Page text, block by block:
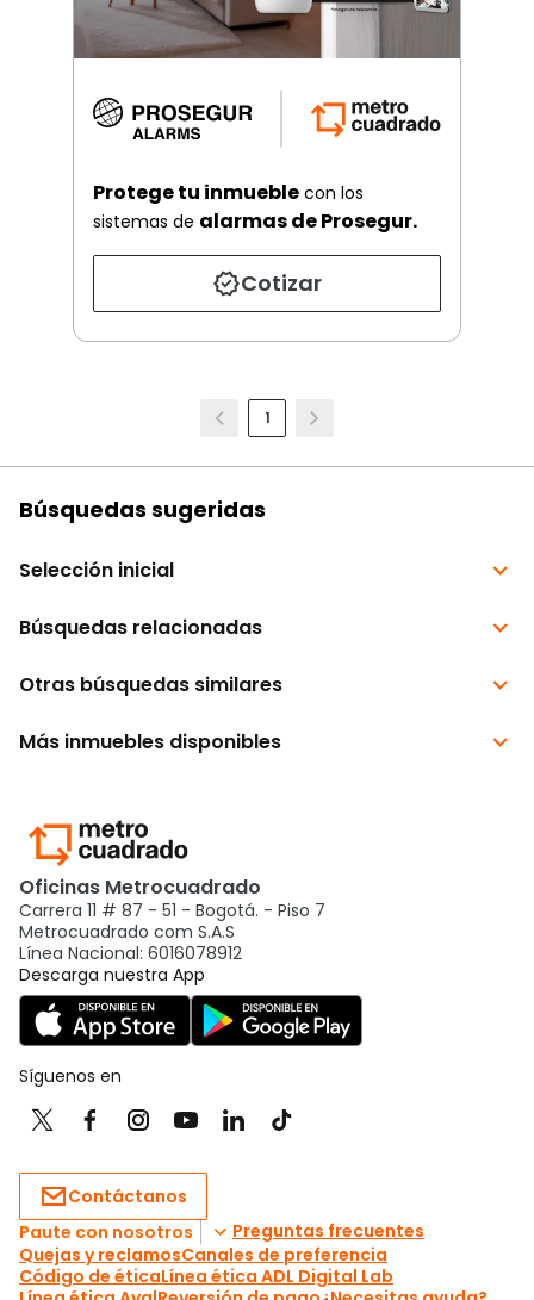
Protege tu inmueble con los
sistemas de alarmas de Prosegur.
Cotizar
1